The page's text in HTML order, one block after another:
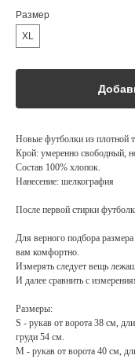
Размер
XL
Новые футболки из плотной
Крой: умеренно свободный,
Состав 100% хлопок.
Нанесение: шелкография
После первой стирки
Для верного подбора
вам комфортно.
Измерять следует вещь
И далее сравнить с
Размеры:
S - рукав от ворота 38 см,
груди 54 см.
M - рукав от ворота 40 см,